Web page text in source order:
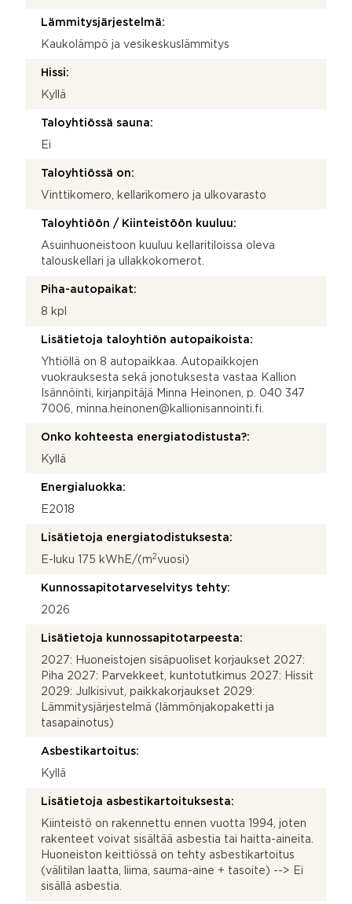
Lämmitysjärjestelmä:
Kaukolämpö ja vesikeskuslämmitys
Hissi:
Kyllä
Taloyhtiössä sauna:
Ei
Taloyhtiössä on:
Vinttikomero, kellarikomero ja ulkovarasto
Taloyhtiöön / Kiinteistöön kuuluu:
Asuinhuoneistoon kuuluu kellaritiloissa oleva
talouskellari ja ullakkokomerot.
Piha-autopaikat:
8 kpl
Lisätietoja taloyhtiön autopaikoista:
Yhtiöllä on 8 autopaikkaa. Autopaikkojen
vuokrauksesta sekä jonotuksesta vastaa Kallion
Isännöinti, kirjanpitäjä Minna Heinonen, p. 040 347
7006, minna.heinonen@kallionisannointi.fi.
Onko kohteesta energiatodistusta?:
Kyllä
Energialuokka:
E2018
Lisätietoja energiatodistuksesta:
E-luku 175 kWhE/(m2vuosi)
Kunnossapitotarveselvitys tehty:
2026
Lisätietoja kunnossapitotarpeesta:
2027: Huoneistojen sisäpuoliset korjaukset 2027:
Piha 2027: Parvekkeet, kuntotutkimus 2027: Hissit
2029: Julkisivut, paikkakorjaukset 2029:
Lämmitysjärjestelmä (lämmönjakopaketti ja
tasapainotus)
Asbestikartoitus:
Kyllä
Lisätietoja asbestikartoituksesta:
Kiinteistö on rakennettu ennen vuotta 1994, joten
rakenteet voivat sisältää asbestia tai haitta-aineita.
Huoneiston keittiössä on tehty asbestikartoitus
(välitilan laatta, liima, sauma-aine + tasoite) --> Ei
sisällä asbestia.